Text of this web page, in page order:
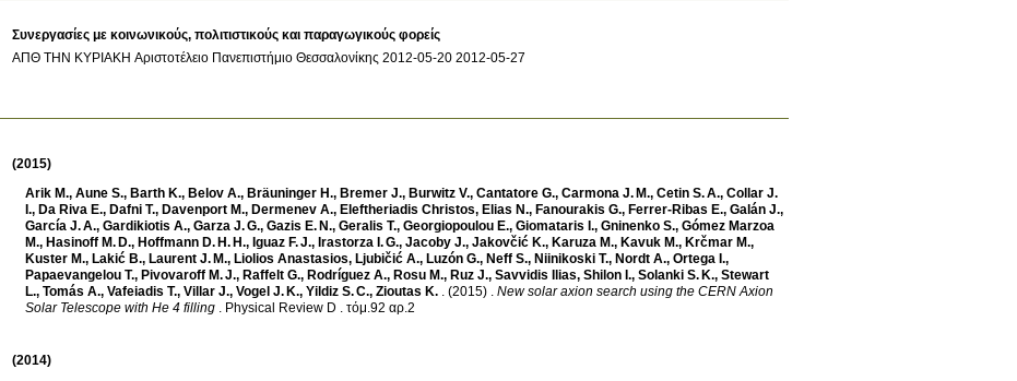
Συνεργασίες με κοινωνικούς, πολιτιστικούς και παραγωγικούς φορείς
ΑΠΘ ΤΗΝ ΚΥΡΙΑΚΗ Αριστοτέλειο Πανεπιστήμιο Θεσσαλονίκης 2012-05-20 2012-05-27
(2015)
Arik M., Aune S., Barth K., Belov A., Bräuninger H., Bremer J., Burwitz V., Cantatore G., Carmona J. M., Cetin S. A., Collar J.
I., Da Riva E., Dafni T., Davenport M., Dermenev A., Eleftheriadis Christos, Elias N., Fanourakis G., Ferrer-Ribas E., Galán J.,
García J. A., Gardikiotis A., Garza J. G., Gazis E. N., Geralis T., Georgiopoulou E., Giomataris I., Gninenko S., Gómez Marzoa
M., Hasinoff M. D., Hoffmann D. H. H., Iguaz F. J., Irastorza I. G., Jacoby J., Jakovčić K., Karuza M., Kavuk M., Krčmar M.,
Kuster M., Lakić B., Laurent J. M., Liolios Anastasios, Ljubičić A., Luzón G., Neff S., Niinikoski T., Nordt A., Ortega I.,
Papaevangelou T., Pivovaroff M. J., Raffelt G., Rodríguez A., Rosu M., Ruz J., Savvidis Ilias, Shilon I., Solanki S. K., Stewart
L., Tomás A., Vafeiadis T., Villar J., Vogel J. K., Yildiz S. C., Zioutas K. . (2015) . New solar axion search using the CERN Axion
Solar Telescope with He 4 filling . Physical Review D . τόμ.92 αρ.2
(2014)